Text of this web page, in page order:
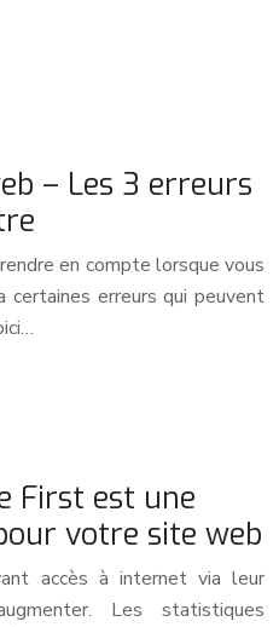
– Les 3 erreurs
en compte lorsque vous
erreurs qui peuvent
First est une
votre site web
accès à internet via leur
Les statistiques